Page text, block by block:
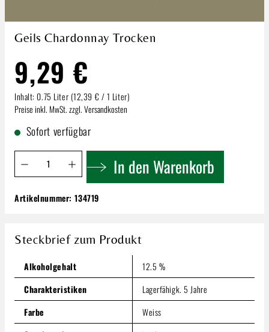
Geils Chardonnay Trocken
9,29 €
Inhalt: 0.75 Liter (12,39 € / 1 Liter)
Preise inkl. MwSt. zzgl. Versandkosten
Sofort verfügbar
Produkt Anzahl: Gib den gewünschten Wert ein oder
In den Warenkorb
Geils Chardonnay Trocken
Inhalt:0.75 Liter(12,39 € / 1 Liter)
Produkt Anzahl: Gib den gewünschten Wert ein oder
In den Warenkorb
Artikelnummer:134719
Steckbrief zum Produkt
Alkoholgehalt
12.5 %
Charakteristiken
Lagerfähigk. 5 Jahre
Farbe
Weiss